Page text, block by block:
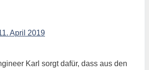
April 2019
Karl sorgt dafür, dass aus den